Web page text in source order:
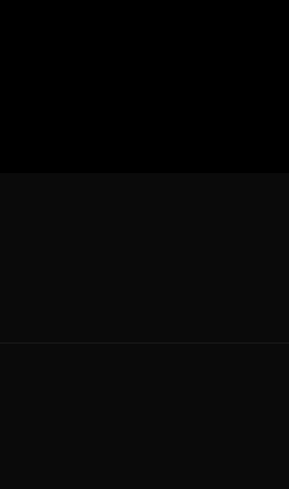
y la fuerza
de corte